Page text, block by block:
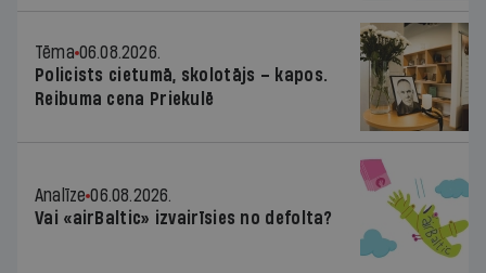
Tēma 06.08.2026.
Policists cietumā, skolotājs – kapos.
Reibuma cena Priekulē
Analīze 06.08.2026.
Vai «airBaltic» izvairīsies no defolta?